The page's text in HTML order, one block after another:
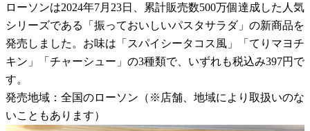
ローソンは2024年7月23日、累計販売数500万個達成した人気
シリーズである「振っておいしいパスタサラダ」の新商品を
発売しました。お味は「スパイシータコス風」「てりマヨチ
キン」「チャーシュー」の3種類で、いずれも税込み397円で
す。
発売地域：全国のローソン（※店舗、地域により取扱いのな
いこともあります）